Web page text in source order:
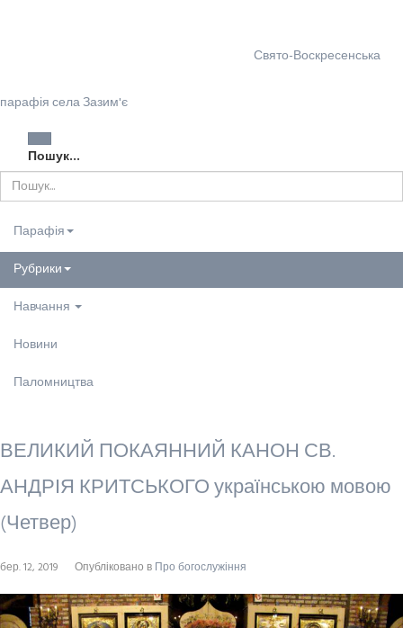
Свято-Воскресенська
парафія села Зазим'є
Пошук...
Парафія
Рубрики
Навчання
Новини
Паломництва
ВЕЛИКИЙ ПОКАЯННИЙ КАНОН СВ.
АНДРІЯ КРИТСЬКОГО українською мовою
(Четвер)
бер. 12, 2019 Опубліковано в Про богослужіння